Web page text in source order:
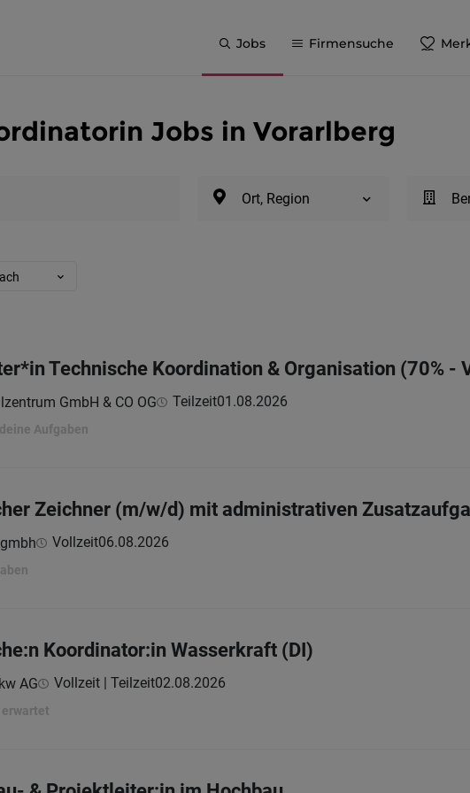
Jobs Firmensuche
Jobs in Vorarlberg
Ort, Region
Technische Koordination & Organisation (70% -
GmbH & CO OG Teilzeit01.08.2026
Aufgaben
Zeichner (m/w/d) mit administrativen
Vollzeit06.08.2026
Koordinator:in Wasserkraft (DI)
AG Vollzeit | Teilzeit02.08.2026
erwartet